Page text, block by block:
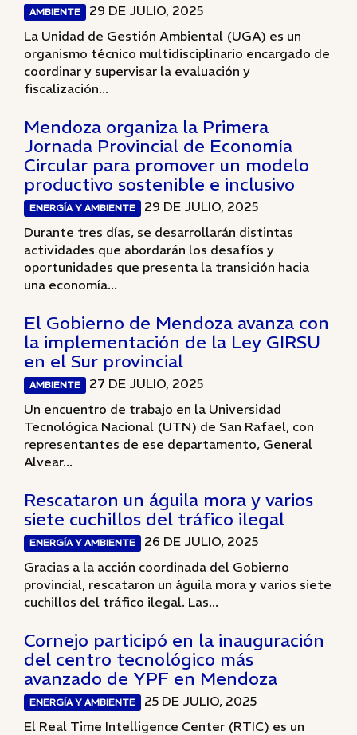
AMBIENTE
29 DE JULIO, 2025
La Unidad de Gestión Ambiental (UGA) es un
organismo técnico multidisciplinario encargado de
coordinar y supervisar la evaluación y
fiscalización...
Mendoza organiza la Primera
Jornada Provincial de Economía
Circular para promover un modelo
productivo sostenible e inclusivo
ENERGÍA Y AMBIENTE
29 DE JULIO, 2025
Durante tres días, se desarrollarán distintas
actividades que abordarán los desafíos y
oportunidades que presenta la transición hacia
una economía...
El Gobierno de Mendoza avanza con
la implementación de la Ley GIRSU
en el Sur provincial
AMBIENTE
27 DE JULIO, 2025
Un encuentro de trabajo en la Universidad
Tecnológica Nacional (UTN) de San Rafael, con
representantes de ese departamento, General
Alvear...
Rescataron un águila mora y varios
siete cuchillos del tráfico ilegal
ENERGÍA Y AMBIENTE
26 DE JULIO, 2025
Gracias a la acción coordinada del Gobierno
provincial, rescataron un águila mora y varios siete
cuchillos del tráfico ilegal. Las...
Cornejo participó en la inauguración
del centro tecnológico más
avanzado de YPF en Mendoza
ENERGÍA Y AMBIENTE
25 DE JULIO, 2025
El Real Time Intelligence Center (RTIC) es un